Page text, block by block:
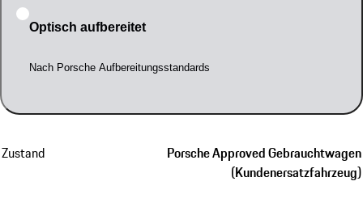
Optisch aufbereitet
Nach Porsche Aufbereitungsstandards
Zustand
Porsche Approved Gebrauchtwagen
(Kundenersatzfahrzeug)